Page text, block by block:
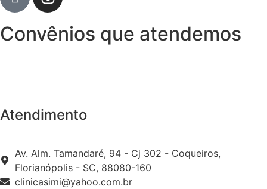
Convênios que atendemos
Atendimento
Av. Alm. Tamandaré, 94 - Cj 302 - Coqueiros,
Florianópolis - SC, 88080-160
clinicasimi@yahoo.com.br